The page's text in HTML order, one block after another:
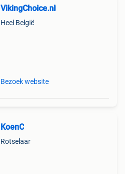
VikingChoice.nl
Heel België
Bezoek website
KoenC
Rotselaar